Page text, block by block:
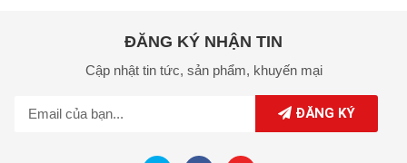
ĐĂNG KÝ NHẬN TIN
Cập nhật tin tức, sản phẩm, khuyến mại
ĐĂNG KÝ